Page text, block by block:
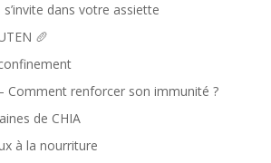
dans votre assiette
🥖
Comment renforcer son immunité ?
de CHIA
à la nourriture